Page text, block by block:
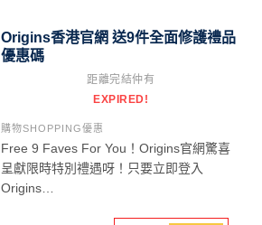
Origins香港官網 送9件全面修護禮品
優惠碼
距離完結仲有
EXPIRED!
購物SHOPPING優惠
Free 9 Faves For You！Origins官網驚喜
呈獻限時特別禮遇呀！只要立即登入
Origins…